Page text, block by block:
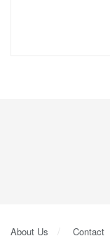
About Us Contact